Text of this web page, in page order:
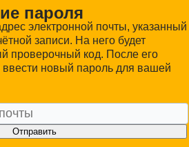
пароля
электронной почты, указанный
записи. На него будет
проверочный код. После его
новый пароль для вашей
Отправить